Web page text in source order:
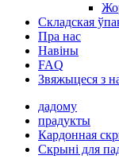
Складская
Пра нас
Навіны
FAQ
Звяжыцеся з
дадому
прадукты
Кардонная
Скрыні для